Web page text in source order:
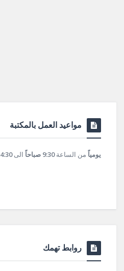
مواعيد العمل بالمكتبة
يومياً من الساعة9:30 صباحاً الى4:30 مساءً
روابط تهمك